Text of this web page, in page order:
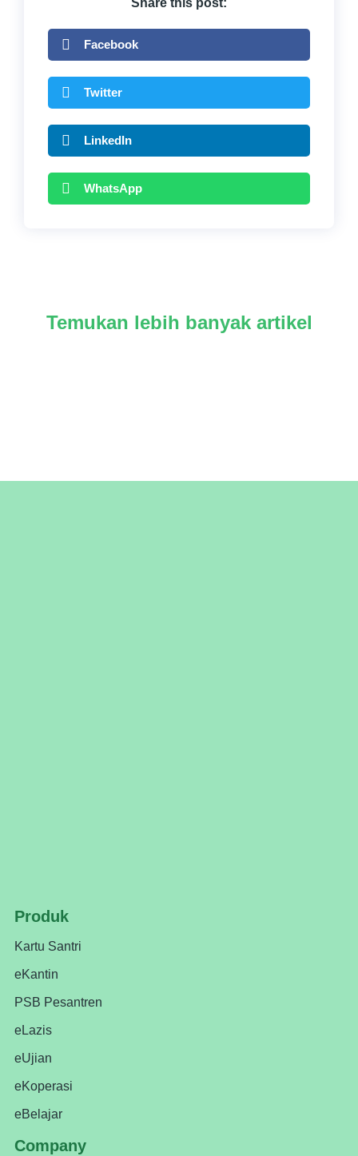
Facebook
Twitter
LinkedIn
WhatsApp
Temukan lebih banyak artikel
Produk
Kartu Santri
eKantin
PSB Pesantren
eLazis
eUjian
eKoperasi
eBelajar
Company